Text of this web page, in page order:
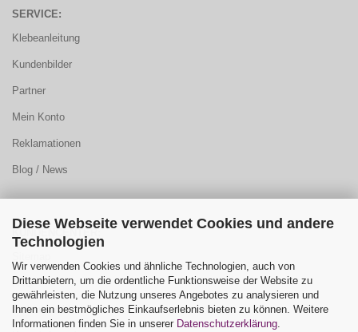
Diese Webseite verwendet Cookies und andere
Technologien
Wir verwenden Cookies und ähnliche Technologien, auch von
Drittanbietern, um die ordentliche Funktionsweise der Website zu
gewährleisten, die Nutzung unseres Angebotes zu analysieren und
Ihnen ein bestmögliches Einkaufserlebnis bieten zu können. Weitere
Informationen finden Sie in unserer Datenschutzerklärung.
SERVICE:
Klebeanleitung
Kundenbilder
Partner
Mein Konto
Reklamationen
Blog / News
FAQ
Farbauswahl